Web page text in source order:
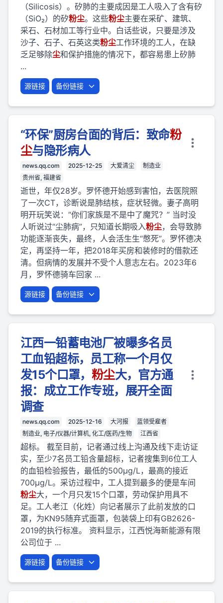
（Silicosis）。矽肺的主要成因是工人吸入了含有矽
（SiO₂）的矽粉尘。这些粉尘主要在采矿、建筑、
采石、石材加工等行业中。白话些说，只要是涉及
沙子、石子、石英这类粉尘工作环境的工人，在缺
乏足够除尘和保护措施的情况下，都容易患上矽肺
...
源链接 备份链接
“环保”厨房台面的背后：致命粉
尘与隐形病人
news.qq.com 2025-12-25 大爱清尘
制造业
贵州省, 福建省
逝世，年仅28岁。罗怀德开始感到害怕，去医院照
了一次CT，诊断说是肺结核，症状轻微。妻子高明
明开玩笑说：“你们家族是不是中了魔咒？” 当时没
人听说过“尘肺病”，只知道长期吸入粉尘，会导致肺
功能逐渐丧失，最终，人会活生生“憋死”。罗怀德决
定，再坚持一年，把2018年买房和装修时的借款还
清。但病情的发展并不受个人意志左右。2023年6
月，罗怀德骑车回家 ...
源链接 备份链接
江西一铅蓄电池厂被曝多名员
工血铅超标，员工称一个月仅
发15个口罩， 粉尘大，官方通
报：成立工作专班，展开全面
调查
news.qq.com 2025-12-16 大河报
蓝领受雇者
制造业, 电子/仪器/计算机, 化工/医药/生物
江西省
超标。 截至目前，记者通过线上沟通及线下走访证
实，至少7名员工铅含量超标，记者搜集到6位工人
的血铅检验报告，最低的500μg/L，最高的接近
700μg/L。采访过程中，工人提到最多的便是车间
粉尘大，一个月只发15个口罩，劳动保护用具不
足。工人老江（化姓）向记者展示了此前发放的口
罩，为KN95随弃式面罩，包装袋上印有GB2626-
2019的执行标准。 资料显示，江西悦海新能源有限
公司位于 ...
源链接 备份链接